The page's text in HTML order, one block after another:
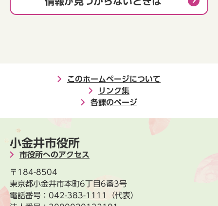
このホームページについて
リンク集
各課のページ
小金井市役所
市役所へのアクセス
〒184-8504
東京都小金井市本町6丁目6番3号
電話番号： 042-383-1111
（代表）